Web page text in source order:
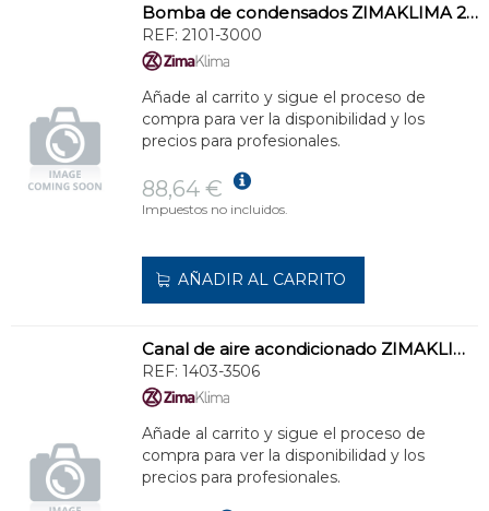
Bomba de condensados ZIMAKLIMA 2101-3000 para sistemas de climatización
REF: 2101-3000
Añade al carrito y sigue el proceso de
compra para ver la disponibilidad y los
precios para profesionales.
88,64 €
Impuestos no incluidos.
AÑADIR AL CARRITO
Canal de aire acondicionado ZIMAKLIMA 1403-3506 mediana para instalaciones comerciales
REF: 1403-3506
Añade al carrito y sigue el proceso de
compra para ver la disponibilidad y los
precios para profesionales.